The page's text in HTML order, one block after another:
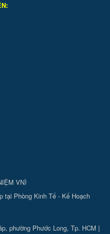
N:
VN)
tại Phòng Kinh Tế - Kế Hoạch
phường Phước Long, Tp. HCM |